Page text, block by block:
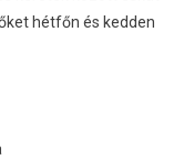
hétfőn és kedden